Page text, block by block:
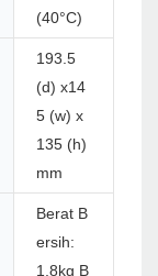
(40°C)
193.5
(d) x14
5 (w) x
135 (h)
mm
Berat B
ersih:
1,8kg B